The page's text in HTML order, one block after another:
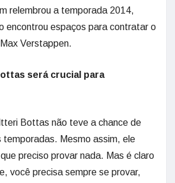
relembrou a temporada 2014,
encontrou espaços para contratar o
Verstappen.
será crucial para
Bottas não teve a chance de
temporadas. Mesmo assim, ele
preciso provar nada. Mas é claro
você precisa sempre se provar,